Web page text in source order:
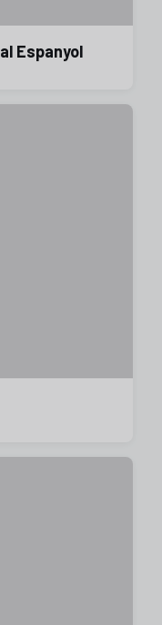
Espanyol